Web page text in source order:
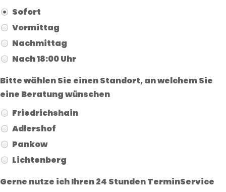
Sofort
Vormittag
Nachmittag
Nach 18:00 Uhr
Bitte wählen Sie einen Standort, an welchem Sie
eine Beratung wünschen
Friedrichshain
Adlershof
Pankow
Lichtenberg
Gerne nutze ich Ihren 24 Stunden TerminService